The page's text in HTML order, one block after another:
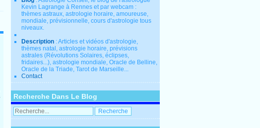
Kevin Lagrange à Rennes et par webcam :
thèmes astraux, astrologie horaire, amoureuse,
mondiale, prévisionnelle, cours d'astrologie tous
niveaux.
Description : Articles et vidéos d'astrologie,
thèmes natal, astrologie horaire, prévisions
astrales (Révolutions Solaires, éclipses,
fridaires...), astrologie mondiale, Oracle de Belline,
Oracle de la Triade, Tarot de Marseille...
Contact
Recherche Dans Le Blog